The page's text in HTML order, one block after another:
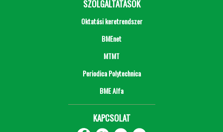
SZOLGÁLTATÁSOK
Oktatási keretrendszer
BMEnet
MTMT
Periodica Polytechnica
BME Alfa
KAPCSOLAT